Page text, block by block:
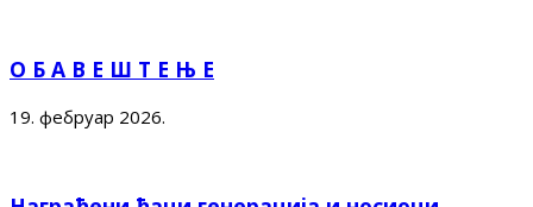
О Б А В Е Ш Т Е Њ Е
19. фебруар 2026.